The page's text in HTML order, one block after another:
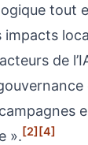
tout
impacts
de
».[2][4]